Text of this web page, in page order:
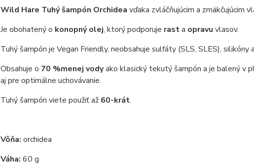
Wild Hare Tuhý šampón Orchidea vďaka zvláčňujúcim a zmäkčujúcim
Je obohatený o konopný olej, ktorý podporuje rasta opravu vlasov.
Tuhý šampón je Vegan Friendly, neobsahuje sulfáty (SLS, SLES), silikóny
Obsahuje o 70 %menej vodyako klasický tekutý šampón a je balený v
aj pre optimálne uchovávanie.
Tuhý šampón viete použiť až 60-krát.
Vôňa: orchidea
Váha: 60 g